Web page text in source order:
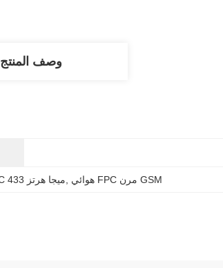
وصف المنتج
هوائي FPC 433 ميجا هرتز هوائي FPC مرن GSM